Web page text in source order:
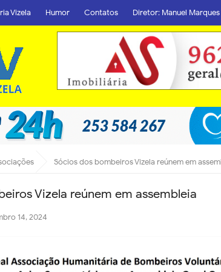
Vizela Humor Contatos Diretor: Manuel Marques
Sócios dos bombeiros Vizela reúnem em
Vizela reúnem em assembleia
14, 2024